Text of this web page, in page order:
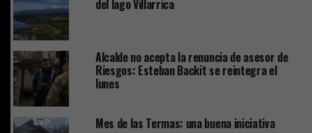
del lago Villarrica
Alcalde no acepta la renuncia de asesor de
Riesgos: Esteban Backit se reintegra el
lunes
Mes de las Termas: una buena iniciativa